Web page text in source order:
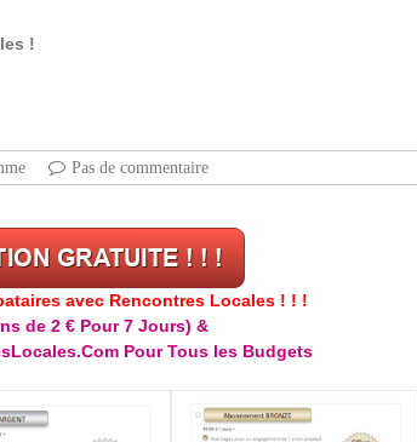
!
Pas de commentaire
avec Rencontres Locales ! ! !
de 2 € Pour 7 Jours) &
Pour Tous les Budgets